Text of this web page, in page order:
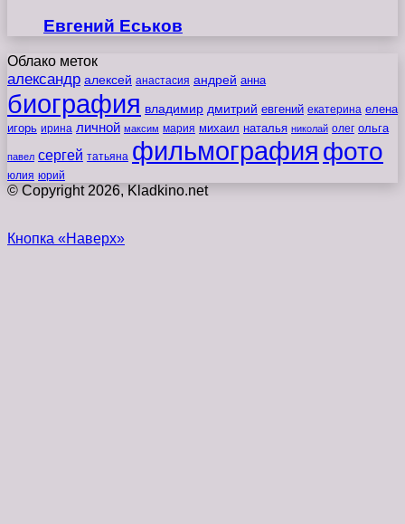
Евгений Еськов
Облако меток
александр алексей анастасия андрей анна
биография владимир дмитрий евгений екатерина елена
игорь ирина личной максим мария михаил наталья николай олег ольга
павел сергей татьяна фильмография фото
юлия юрий
© Copyright 2026, Kladkino.net
Кнопка «Наверх»